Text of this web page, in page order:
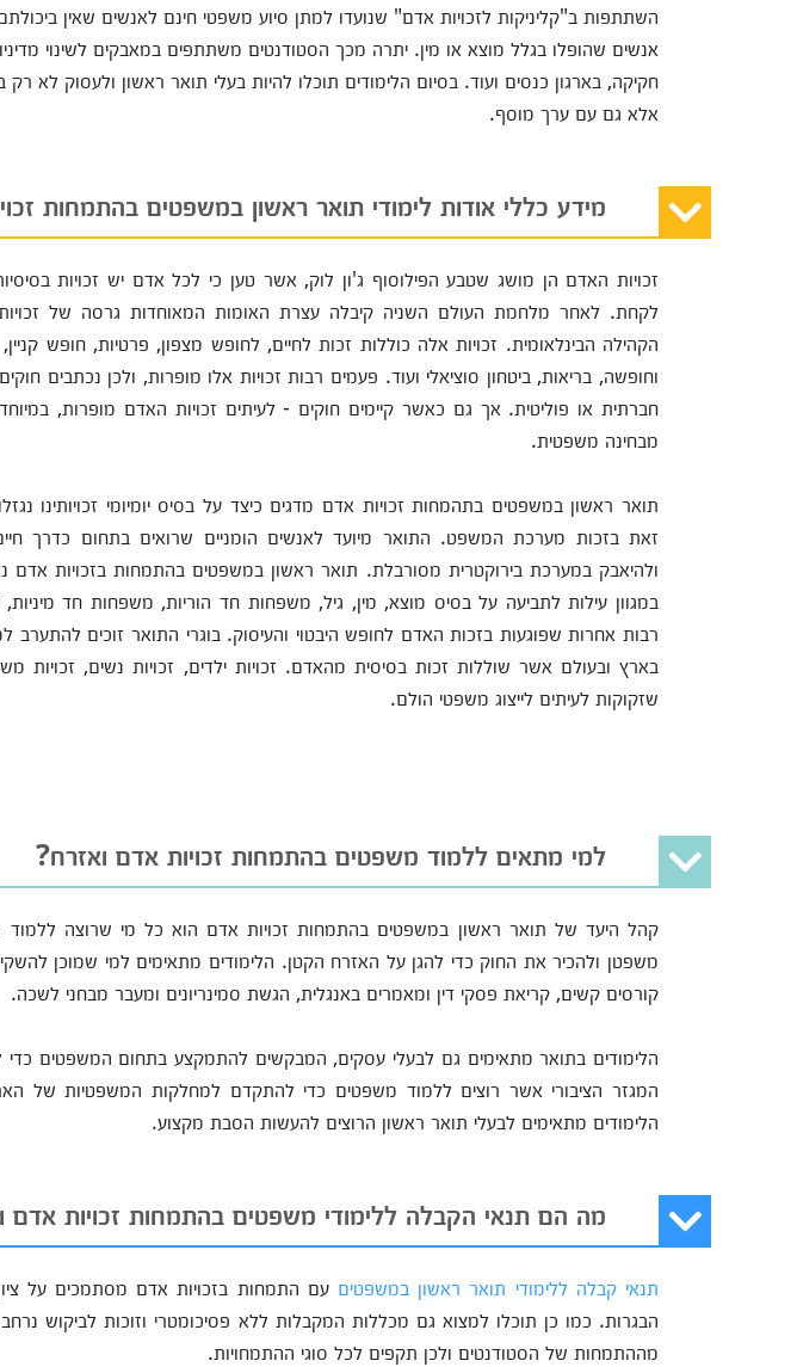
השתתפות ב"קליניקות לזכויות אדם" שנועדו למתן סיוע משפטי חינם לאנשים שאין
אנשים שהופלו בגלל מוצא או מין. יתרה מכך הסטודנטים משתתפים במאבקים לשינוי
חקיקה, בארגון כנסים ועוד. בסיום הלימודים תוכלו להיות בעלי תואר ראשון ולעסוק לא רק
אלא גם עם ערך מוסף.
מידע כללי אודות לימודי תואר ראשון במשפטים בהתמחות
זכויות האדם הן מושג שטבע הפילוסוף ג'ון לוק, אשר טען כי לכל אדם יש זכויות
לקחת. לאחר מלחמת העולם השניה קיבלה עצרת האומות המאוחדות גרסה של
הקהילה הבינלאומית. זכויות אלה כוללות זכות לחיים, לחופש מצפון, פרטיות, חופש
וחופשה, בריאות, ביטחון סוציאלי ועוד. פעמים רבות זכויות אלו מופרות, ולכן נכתבים
חברתית או פוליטית. אך גם כאשר קיימים חוקים - לעיתים זכויות האדם מופרות,
מבחינה משפטית.
תואר ראשון במשפטים בתהמחות זכויות אדם מדגים כיצד על בסיס יומיומי זכויותינו
זאת בזכות מערכת המשפט. התואר מיועד לאנשים הומניים שרואים בתחום כדרך
ולהיאבק במערכת בירוקטרית מסורבלת. תואר ראשון במשפטים בהתמחות בזכויות אדם
במגוון עילות לתביעה על בסיס מוצא, מין, גיל, משפחות חד הוריות, משפחות חד מיניות,
רבות אחרות שפוגעות בזכות האדם לחופש היבטוי והעיסוק. בוגרי התואר זוכים להתערב
בארץ ובעולם אשר שוללות זכות בסיסית מהאדם. זכויות ילדים, זכויות נשים, זכויות
שזקוקות לעיתים לייצוג משפטי הולם.
למי מתאים ללמוד משפטים בהתמחות זכויות אדם ואזרח?
קהל היעד של תואר ראשון במשפטים בהתמחות זכויות אדם הוא כל מי שרוצה ללמוד
משפטן ולהכיר את החוק כדי להגן על האזרח הקטן. הלימודים מתאימים למי שמוכן להשקיע
קורסים קשים, קריאת פסקי דין ומאמרים באנגלית, הגשת סמינריונים ומעבר מבחני לשכה.
הלימודים בתואר מתאימים גם לבעלי עסקים, המבקשים להתמקצע בתחום המשפטים כדי
המגזר הציבורי אשר רוצים ללמוד משפטים כדי להתקדם למחלקות המשפטיות של
הלימודים מתאימים לבעלי תואר ראשון הרוצים להעשות הסבת מקצוע.
מה הם תנאי הקבלה ללימודי משפטים בהתמחות זכויות אדם
תנאי קבלה ללימודי תואר ראשון במשפטים עם התמחות בזכויות אדם מסתמכים על
הבגרות. כמו כן תוכלו למצוא גם מכללות המקבלות ללא פסיכומטרי וזוכות לביקוש
מההתמחות של הסטודנטים ולכן תקפים לכל סוגי ההתמחויות.